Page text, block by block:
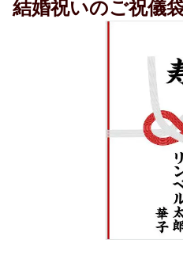
90代男
ギフト
トレンド
人気・
定番ギフ
結婚祝いのご祝儀